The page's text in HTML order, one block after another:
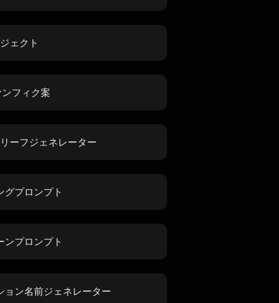
ェクト
フィク案
ーフジェネレーター
グプロンプト
ンプロンプト
ョン名前ジェネレーター